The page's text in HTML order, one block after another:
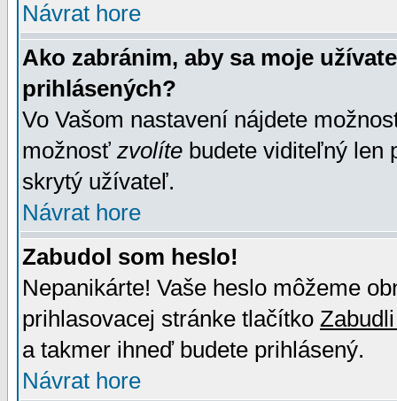
Návrat hore
Ako zabránim, aby sa moje
prihlásených?
Vo Vašom nastavení nájdete
možnosť zvolíte budete viditeľný len
skrytý užívateľ.
Návrat hore
Zabudol som heslo!
Nepanikárte! Vaše heslo môžeme
prihlasovacej stránke tlačítko
a takmer ihneď budete prihlásený.
Návrat hore